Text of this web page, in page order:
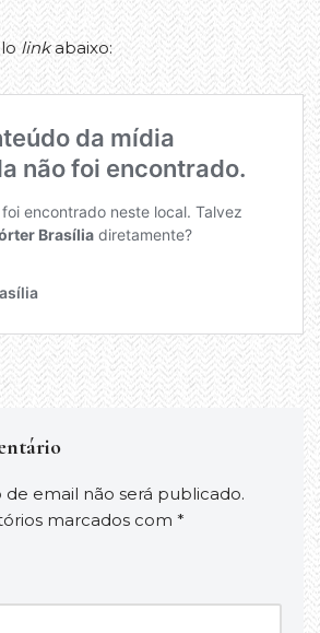
linkabaixo:
de email não será publicado.
marcados com *